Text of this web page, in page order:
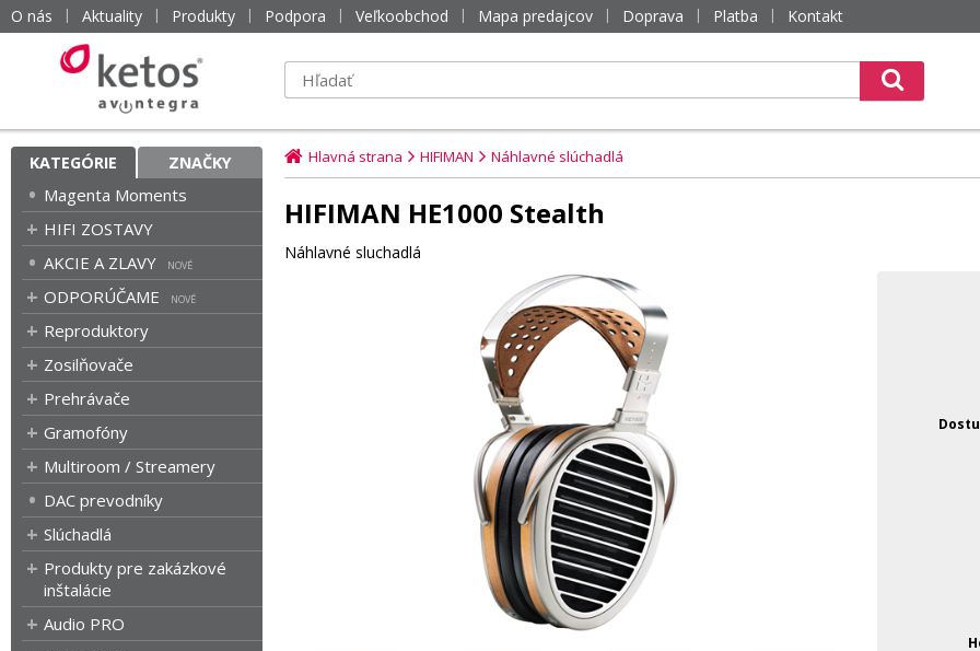
O nás Aktuality Produkty Podpora Veľkoobchod Mapa predajcov Doprava Platba Kontakt
KATEGÓRIE ZNAČKY
Magenta Moments
HIFI ZOSTAVY
AKCIE A ZLAVY
ODPORÚČAME
Reproduktory
Zosilňovače
Prehrávače
Gramofóny
Multiroom / Streamery
DAC prevodníky
Slúchadlá
Produkty pre zakázkové
inštalácie
Audio PRO
Hlavná strana HIFIMAN Náhlavné slúchadlá
HIFIMAN HE1000 Stealth
Náhlavné sluchadlá